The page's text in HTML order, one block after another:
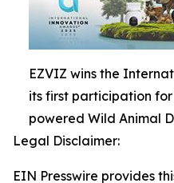
EZVIZ wins the
its first participation
powered Wild Animal
Legal Disclaimer:
EIN Presswire provides